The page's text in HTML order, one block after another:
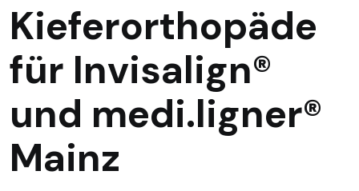
Kieferorthopäde
für Invisalign®
und medi.ligner®
Mainz